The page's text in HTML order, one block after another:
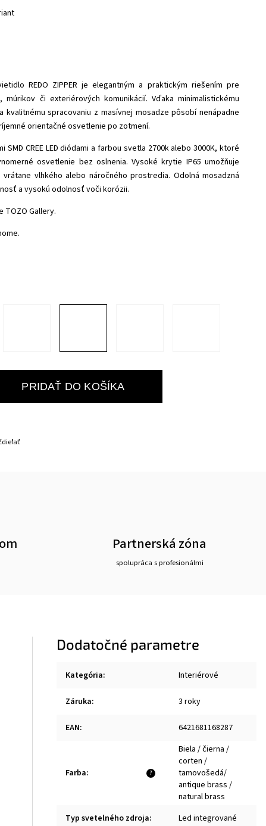
REDO ZIPPER je elegantným a praktickým riešením pre
či exteriérových komunikácií. Vďaka minimalistickému
kvalitnému spracovaniu z masívnej mosadze pôsobí nenápadne
orientačné osvetlenie po zotmení.
CREE LED diódami a farbou svetla 2700k alebo 3000K, ktoré
osvetlenie bez oslnenia. Vysoké krytie IP65 umožňuje
vlhkého alebo náročného prostredia. Odolná mosadzná
a vysokú odolnosť voči korózii.
TOZO Gallery.
PRIDAŤ DO KOŠÍKA
Partnerská zóna
spolupráca s profesionálmi
Dodatočné parametre
Kategória: Interiérové
Záruka: 3 roky
EAN: 6421681168287
?
Farba:
Biela / čierna /
corten /
tamovošedá/
antique brass /
natural brass
Typ svetelného zdroja: Led integrované